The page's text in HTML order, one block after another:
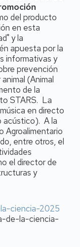
del producto
en esta
y la
apuesta por la
informativas y
prevención
(Animal
de la
STARS. La
en directo
acústico). A la
Agroalimentario
entre otros, el
el director de
y
ciencia-2025
de-la-ciencia-